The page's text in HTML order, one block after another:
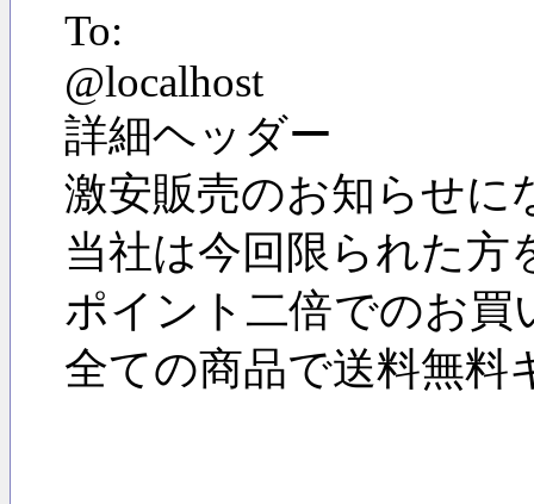
To:
@localhost
詳細ヘッダー
激安販売のお知らせに
当社は今回限られた方
ポイント二倍でのお
全ての商品で送料無料